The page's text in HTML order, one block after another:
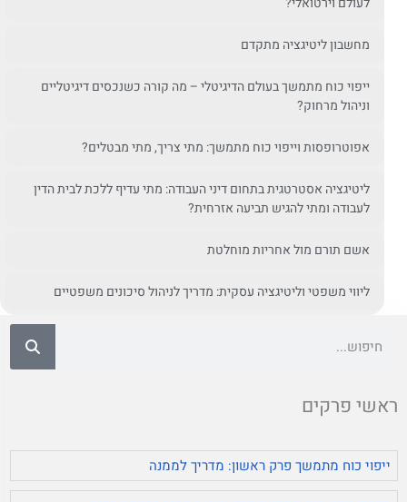
ראשי פרקים
ייפוי כוח מתמשך פרק ראשון: מדריך לממנה
מחשבון ליטיגציה מתקדם
ייפוי כוח מתמשך בעולם הדיגיטלי – מה קורה כשנכסים דיגיטליים
וניהול מרחוק?
אפוטרופסות וייפוי כוח מתמשך: מתי צריך, מתי מבטלים?
ליטיגציה אסטרטגית בתחום דיני העבודה: מתי עדיף ללכת לבית הדין
לעבודה ומתי להגיש תביעה אזרחית?
אשם תורם מול אחריות מוחלטת
ליווי משפטי וליטיגציה עסקית: מדריך לניהול סיכונים משפטיים